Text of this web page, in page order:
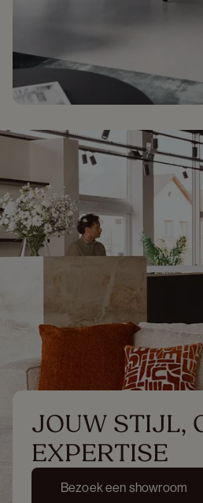
JOUW STIJL,
EXPERTISE
Bezoek een showroom